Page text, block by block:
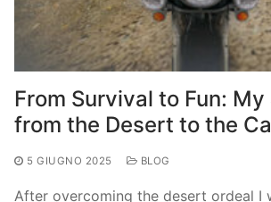
From Survival to Fun:
from the Desert to the
5 GIUGNO 2025 BLOG
After overcoming the desert ordeal I